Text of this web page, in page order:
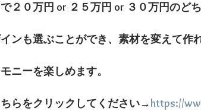
２０万円 or ２５万円 or ３０万円のど
ンも選ぶことができ、素材を変えて作
ニーを楽しめます。
らをクリックしてください→ https://